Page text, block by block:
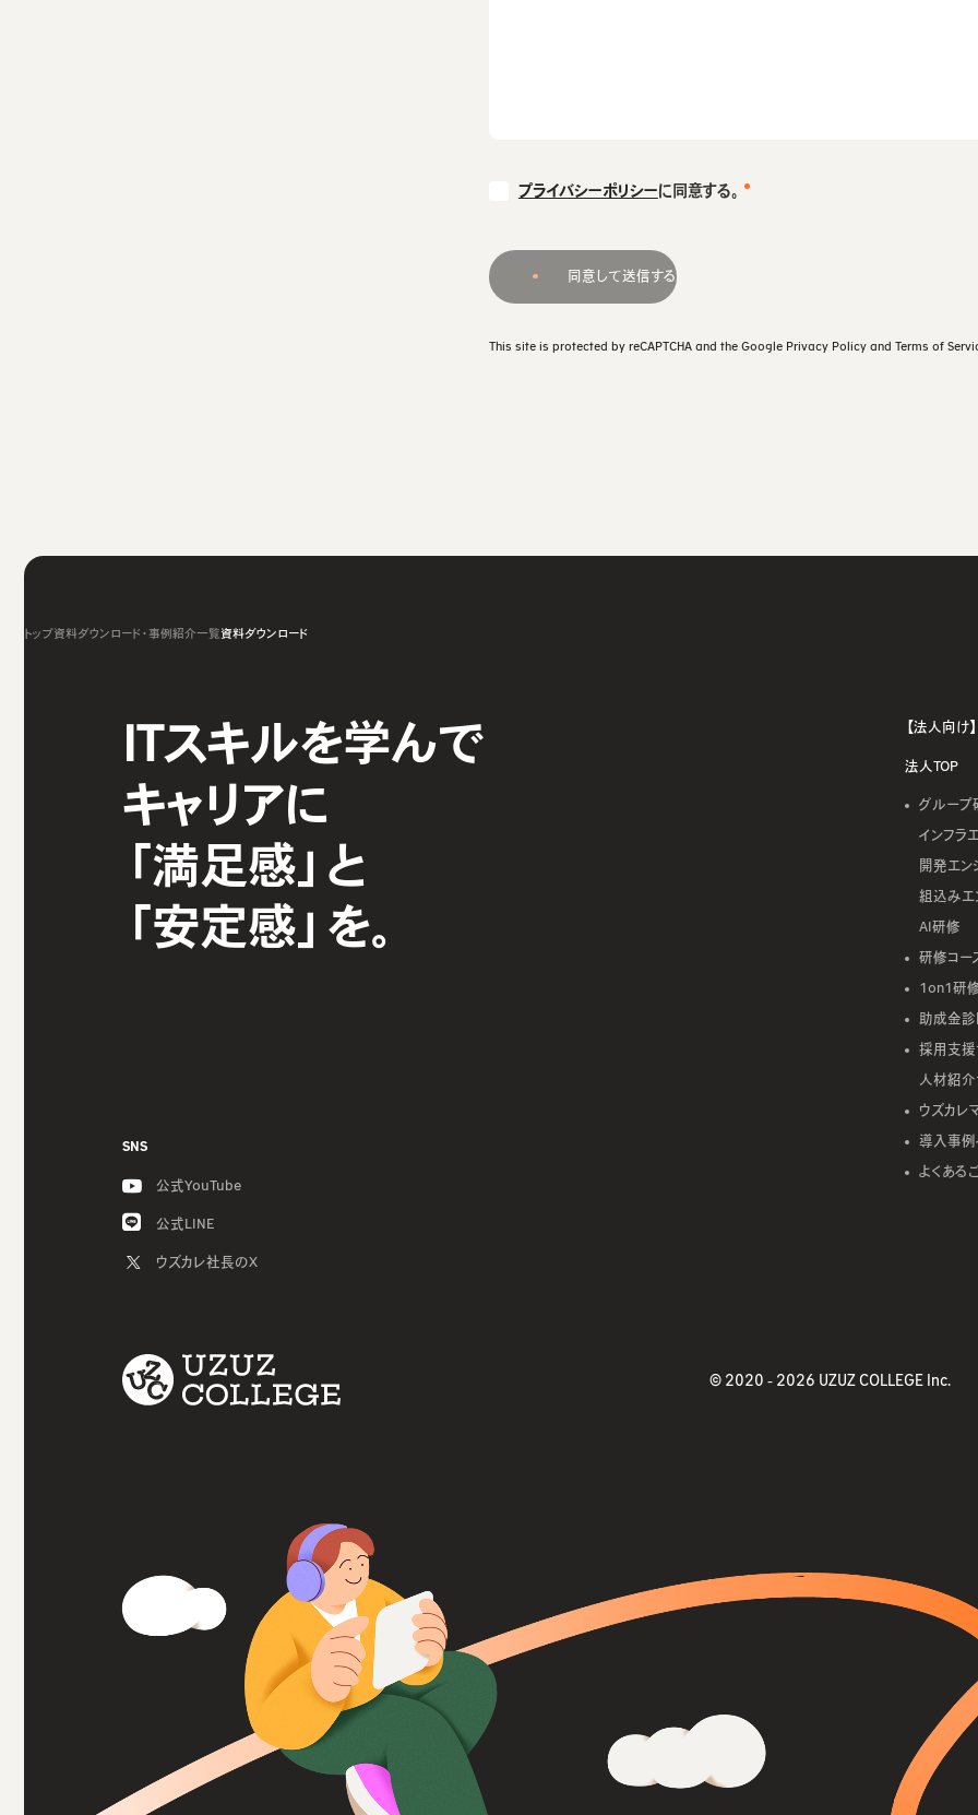
プライバシーポリシーに同意する。
同意して送信する
This site is protected by reCAPTCHA and the Google Privacy Policy and Terms of
トップ資料ダウンロード・事例紹介一覧資料ダウンロード
ITスキルを学んで
キャリアに
「満足感」と
「安定感」を。
【法人向け】
法人TOP
グループ
インフラ
開発エン
組込みエ
AI研修
研修コー
1on1研
助成金診
採用支援
人材紹介
ウズカレ
導入事例
よくある
SNS
公式YouTube
公式LINE
ウズカレ社長のX
© 2020 - 2026 UZUZ COLLEGE Inc.